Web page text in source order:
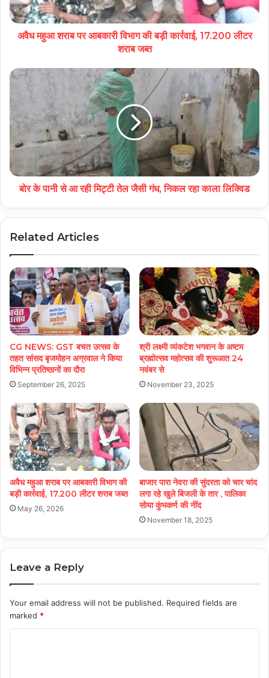
अवैध महुआ शराब पर आबकारी विभाग की बड़ी कार्रवाई, 17.200 लीटर
शराब जब्त
बोर के पानी से आ रही मिट्टी तेल जैसी गंध, निकल रहा काला लिक्विड
Related Articles
CG NEWS: GST बचत उत्सव के
तहत सांसद बृजमोहन अग्रवाल ने किया
विभिन्न प्रतिष्ठानों का दौरा
September 26, 2025
श्री लक्ष्मी व्यंकटेश भगवान के अष्टम
ब्रह्मोत्सव महोत्सव की शुरूआत 24
नवंबर से
November 23, 2025
अवैध महुआ शराब पर आबकारी विभाग की
बड़ी कार्रवाई, 17.200 लीटर शराब जब्त
May 26, 2026
बाजार पारा नेवरा की सुंदरता को चार चांद
लगा रहे खुले बिजली के तार , पालिका
सोया कुंभकर्ण की नींद
November 18, 2025
Leave a Reply
Your email address will not be published. Required fields are
marked *